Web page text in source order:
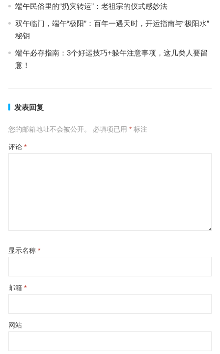
端午民俗里的“扔灾转运”：老祖宗的仪式感妙法
双午临门，端午“极阳”：百年一遇天时，开运指南与“极阳水”
秘钥
端午必存指南：3个好运技巧+躲午注意事项，这几类人要留
意！
发表回复
您的邮箱地址不会被公开。 必填项已用 *标注
评论 *
显示名称 *
邮箱 *
网站